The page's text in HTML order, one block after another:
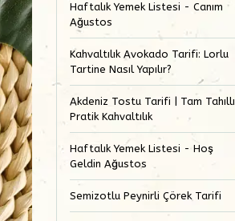
Haftalık Yemek Listesi - Canım
Ağustos
Kahvaltılık Avokado Tarifi: Lorlu
Tartine Nasıl Yapılır?
Akdeniz Tostu Tarifi | Tam Tahıllı
Pratik Kahvaltılık
Haftalık Yemek Listesi - Hoş
Geldin Ağustos
Semizotlu Peynirli Çörek Tarifi